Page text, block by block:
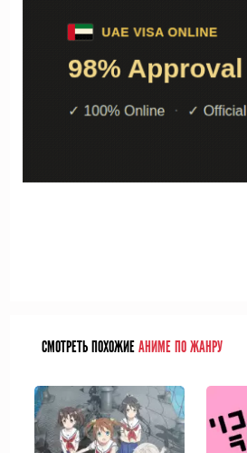
СМОТРЕТЬ ПОХОЖИЕАНИМЕ ПО ЖАНРУ